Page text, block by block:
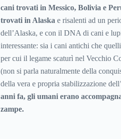
cani trovati in Messico, Bolivia e
trovati in Alaska e risalenti ad un
dell’Alaska, e con il DNA di cani e
interessante: sia i cani antichi che
per cui il legame scaturì nel Vecchio
(non si parla naturalmente della
della vera e propria stabilizzazione
anni fa, gli umani erano
zampe.